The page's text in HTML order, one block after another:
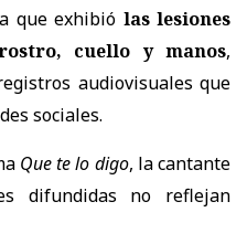
que exhibió las lesiones
cuello y manos,
audiovisuales que
sociales.
Que te lo digo, la cantante
difundidas no reflejan